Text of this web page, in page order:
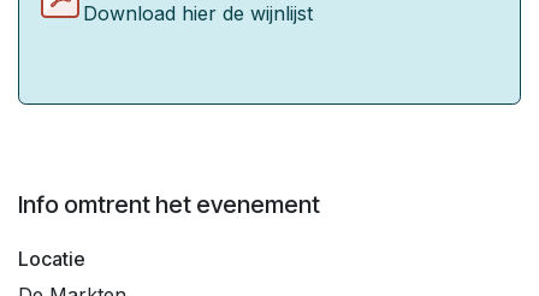
Download hier de wijnlijst
Info omtrent het evenement
Locatie